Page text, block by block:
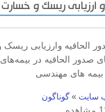
و ارزیابی ریسک و
الحاقیه وارزیابی
های صدور الحاقیه در
های مهندسی
سایت » گوناگون